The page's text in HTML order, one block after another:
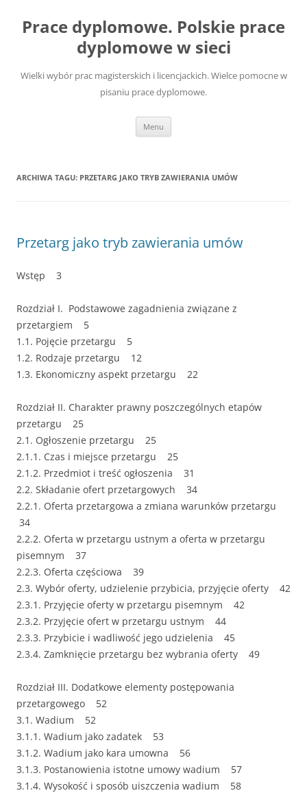
treści
Prace dyplomowe. Polskie prace
dyplomowe w sieci
Wielki wybór prac magisterskich i licencjackich. Wielce pomocne w
pisaniu prace dyplomowe.
Menu
ARCHIWA TAGU: PRZETARG JAKO TRYB ZAWIERANIA UMÓW
Przetarg jako tryb zawierania umów
Wstęp 3
Rozdział I. Podstawowe zagadnienia związane z
przetargiem 5
1.1. Pojęcie przetargu 5
1.2. Rodzaje przetargu 12
1.3. Ekonomiczny aspekt przetargu 22
Rozdział II. Charakter prawny poszczególnych etapów
przetargu 25
2.1. Ogłoszenie przetargu 25
2.1.1. Czas i miejsce przetargu 25
2.1.2. Przedmiot i treść ogłoszenia 31
2.2. Składanie ofert przetargowych 34
2.2.1. Oferta przetargowa a zmiana warunków przetargu
34
2.2.2. Oferta w przetargu ustnym a oferta w przetargu
pisemnym 37
2.2.3. Oferta częściowa 39
2.3. Wybór oferty, udzielenie przybicia, przyjęcie oferty 42
2.3.1. Przyjęcie oferty w przetargu pisemnym 42
2.3.2. Przyjęcie ofert w przetargu ustnym 44
2.3.3. Przybicie i wadliwość jego udzielenia 45
2.3.4. Zamknięcie przetargu bez wybrania oferty 49
Rozdział III. Dodatkowe elementy postępowania
przetargowego 52
3.1. Wadium 52
3.1.1. Wadium jako zadatek 53
3.1.2. Wadium jako kara umowna 56
3.1.3. Postanowienia istotne umowy wadium 57
3.1.4. Wysokość i sposób uiszczenia wadium 58